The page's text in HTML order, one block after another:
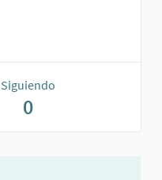
Siguiendo
0